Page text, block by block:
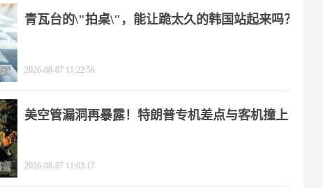
青瓦台的\"拍桌\"，能让跪太久的韩国站起来吗？
2026-08-07 11:22:56
美空管漏洞再暴露！特朗普专机差点与客机撞上
2026-08-07 11:03:17